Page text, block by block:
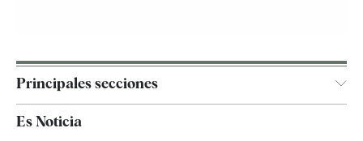
Principales secciones
España
Es Noticia